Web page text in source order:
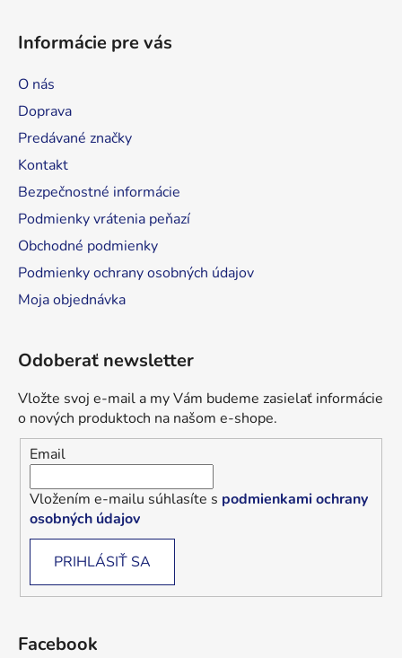
Informácie pre vás
O nás
Doprava
Predávané značky
Kontakt
Bezpečnostné informácie
Podmienky vrátenia peňazí
Obchodné podmienky
Podmienky ochrany osobných údajov
Moja objednávka
Odoberať newsletter
Vložte svoj e-mail a my Vám budeme zasielať informácie
o nových produktoch na našom e-shope.
Email
Vložením e-mailu súhlasíte s podmienkami ochrany
osobných údajov
PRIHLÁSIŤ SA
Facebook